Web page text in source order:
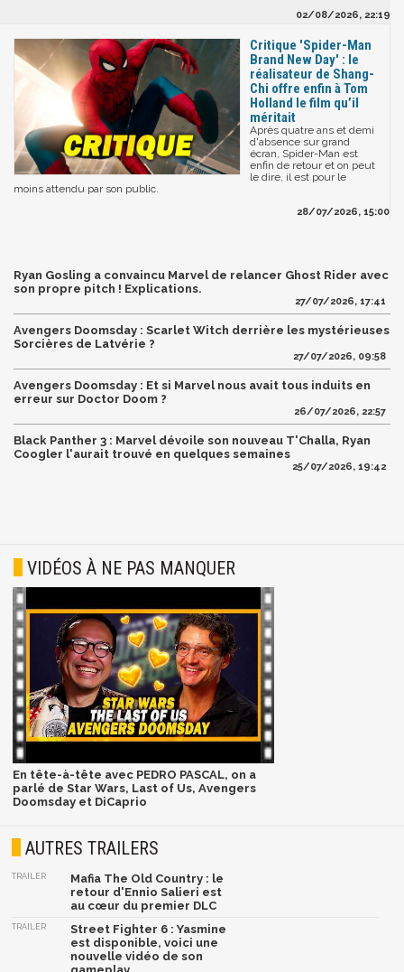
02/08/2026, 22:19
Critique 'Spider-Man
Brand New Day' : le
réalisateur de Shang-
Chi offre enfin à Tom
Holland le film qu’il
méritait
Après quatre ans et demi
d'absence sur grand
écran, Spider-Man est
enfin de retour et on peut
le dire, il est pour le
moins attendu par son public.
28/07/2026, 15:00
Ryan Gosling a convaincu Marvel de relancer Ghost Rider avec
son propre pitch ! Explications.
27/07/2026, 17:41
Avengers Doomsday : Scarlet Witch derrière les mystérieuses
Sorcières de Latvérie ?
27/07/2026, 09:58
Avengers Doomsday : Et si Marvel nous avait tous induits en
erreur sur Doctor Doom ?
26/07/2026, 22:57
Black Panther 3 : Marvel dévoile son nouveau T'Challa, Ryan
Coogler l'aurait trouvé en quelques semaines
25/07/2026, 19:42
VIDÉOS À NE PAS MANQUER
En tête-à-tête avec PEDRO PASCAL, on a
parlé de Star Wars, Last of Us, Avengers
Doomsday et DiCaprio
AUTRES TRAILERS
TRAILER
Mafia The Old Country : le
retour d'Ennio Salieri est
au cœur du premier DLC
TRAILER
Street Fighter 6 : Yasmine
est disponible, voici une
nouvelle vidéo de son